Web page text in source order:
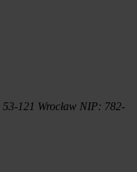
53-121 Wrocław NIP: 782-